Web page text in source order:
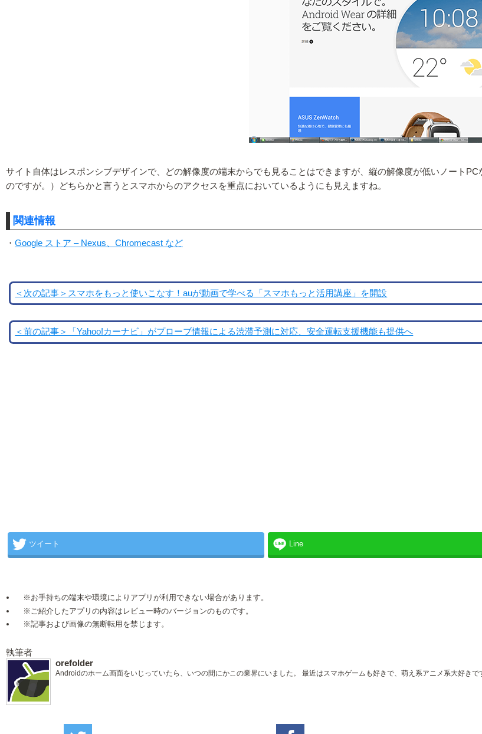
サイト自体はレスポンシブデザインで、どの解像度の端末からでも見ることはできますが、縦の解像度が低いノート
のですが。）どちらかと言うとスマホからのアクセスを重点においているようにも見えますね。
関連情報
・ Google ストア – Nexus、Chromecast など
＜次の記事＞スマホをもっと使いこなす！auが動画で学べる「スマホもっと活用講座」を開設
＜前の記事＞「Yahoo!カーナビ」がプローブ情報による渋滞予測に対応、安全運転支援機能も提供へ
ツイート Line
※お手持ちの端末や環境によりアプリが利用できない場合があります。
※ご紹介したアプリの内容はレビュー時のバージョンのものです。
※記事および画像の無断転用を禁じます。
執筆者
orefolder
Androidのホーム画面をいじっていたら、いつの間にかこの業界にいました。 最近はスマホゲームも好きで、萌え系アニメ系大好きで